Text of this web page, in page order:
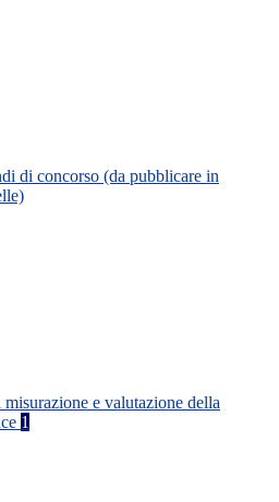
di concorso (da pubblicare in
misurazione e valutazione della
1